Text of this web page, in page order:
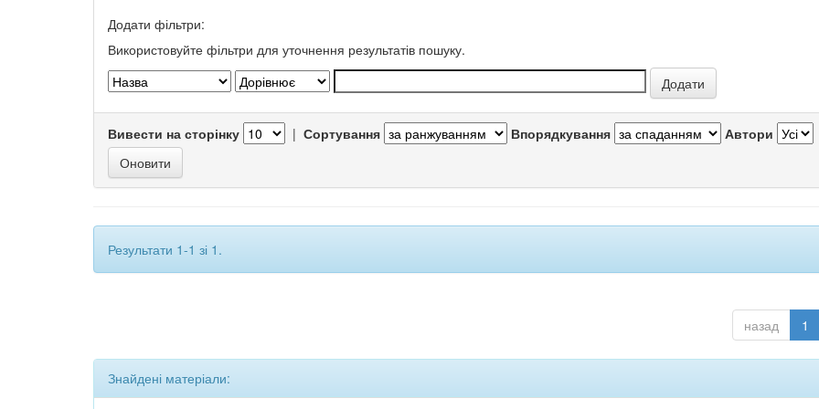
Додати фільтри:
Використовуйте фільтри для уточнення результатів пошуку.
Вивести на сторінку | Сортування Впорядкування Автори
Результати 1-1 зі 1.
назад 1
Знайдені матеріали: